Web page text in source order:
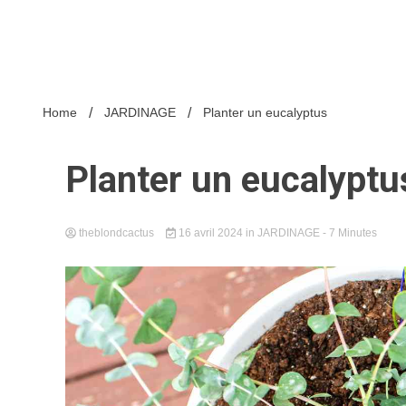
Home JARDINAGE Planter un eucalyptus
Planter un
theblondcactus 16 avril 2024 in JARDINAGE - 7 Minutes